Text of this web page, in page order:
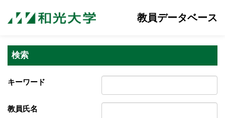
教員データベース
検索
キーワード
教員氏名